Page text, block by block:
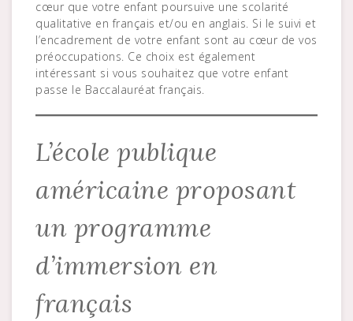
cœur que votre enfant poursuive une scolarité
qualitative en français et/ou en anglais. Si le suivi et
l’encadrement de votre enfant sont au cœur de vos
préoccupations. Ce choix est également
intéressant si vous souhaitez que votre enfant
passe le Baccalauréat français.
L’école publique
américaine proposant
un programme
d’immersion en
français